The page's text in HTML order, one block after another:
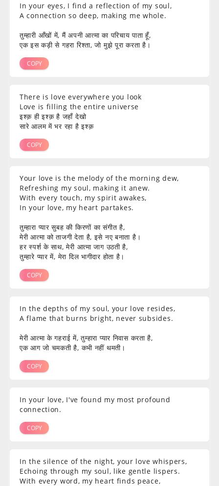
In your eyes, I find a reflection of my soul,
A connection so deep, making me whole.
तुम्हारी आँखों में, मैं अपनी आत्मा का परिचाय पाता हूँ,
एक इस कड़ी से गहरा रिश्ता, जो मुझे पूरा करता है।
COPY
There is love everywhere you look
Love is filling the entire universe
इश्क़ ही इश्क़ है जहाँ देखो
सारे आलम में भर रहा है इश्क़
COPY
Your love is the melody of the morning dew,
Refreshing my soul, making it anew.
With every touch, my spirit awakes,
In your love, my heart partakes.
तुम्हारा प्यार सुबह की किरणों का संगीत है,
मेरी आत्मा को ताजगी देता है, इसे नए बनाता है।
हर स्पर्श के साथ, मेरी आत्मा जाग उठती है,
तुम्हारे प्यार में, मेरा दिल भागीदार होता है।
COPY
In the depths of my soul, your love resides,
A flame that burns bright, never subsides.
मेरी आत्मा के गहराई में, तुम्हारा प्यार निवास करता है,
एक आग जो चमकती है, कभी नहीं थमती।
COPY
In your love, I've found my most profound
connection.
COPY
In the silence of the night, your love whispers,
Echoing through my soul, like gentle lispers.
With every word, my heart finds peace,